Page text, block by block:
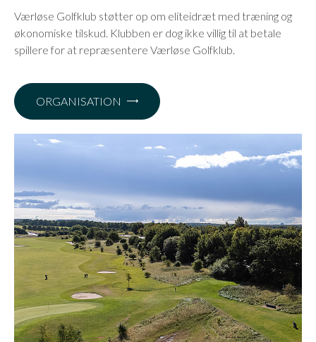
Værløse Golfklub støtter op om eliteidræt med træning og
økonomiske tilskud. Klubben er dog ikke villig til at betale
spillere for at repræsentere Værløse Golfklub.
ORGANISATION